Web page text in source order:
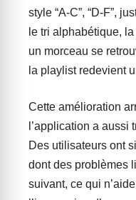
style “A-C”, “D-F”,
le tri alphabétique,
un morceau se
la playlist redevient
Cette amélioration
l’application a aussi
Des utilisateurs ont
dont des problèmes
suivant, ce qui